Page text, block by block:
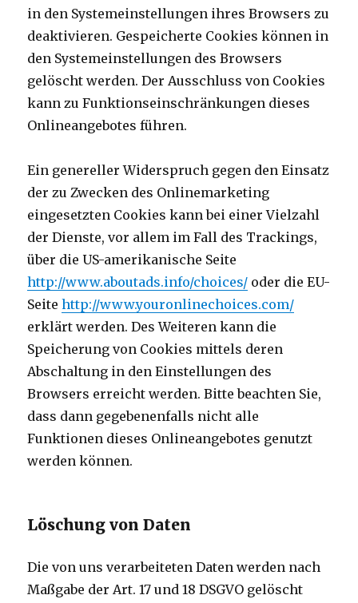
in den Systemeinstellungen ihres Browsers zu
deaktivieren. Gespeicherte Cookies können in
den Systemeinstellungen des Browsers
gelöscht werden. Der Ausschluss von Cookies
kann zu Funktionseinschränkungen dieses
Onlineangebotes führen.
Ein genereller Widerspruch gegen den Einsatz
der zu Zwecken des Onlinemarketing
eingesetzten Cookies kann bei einer Vielzahl
der Dienste, vor allem im Fall des Trackings,
über die US-amerikanische Seite
http://www.aboutads.info/choices/ oder die EU-
Seitehttp://www.youronlinechoices.com/
erklärt werden. Des Weiteren kann die
Speicherung von Cookies mittels deren
Abschaltung in den Einstellungen des
Browsers erreicht werden. Bitte beachten Sie,
dass dann gegebenenfalls nicht alle
Funktionen dieses Onlineangebotes genutzt
werden können.
Löschung von Daten
Die von uns verarbeiteten Daten werden nach
Maßgabe der Art. 17 und 18 DSGVO gelöscht